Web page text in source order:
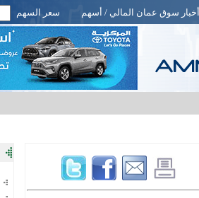
أخبار سوق عمان المالي / أسهم سعر السهم